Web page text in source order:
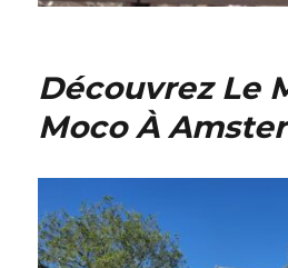
Découvrez Le
Moco À